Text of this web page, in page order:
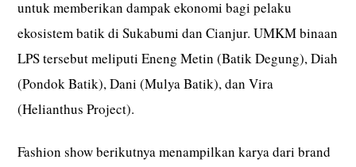
untuk memberikan dampak ekonomi bagi pelaku
ekosistem batik di Sukabumi dan Cianjur. UMKM binaan
LPS tersebut meliputi Eneng Metin (Batik Degung), Diah
(Pondok Batik), Dani (Mulya Batik), dan Vira
(Helianthus Project).
Fashion show berikutnya menampilkan karya dari brand